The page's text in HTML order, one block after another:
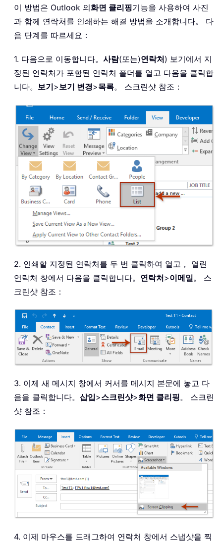
이 방법은 Outlook 의화면 클리핑기능을 사용하여 사진
과 함께 연락처를 인쇄하는 해결 방법을 소개합니다。 다
음 단계를 따르세요：
1. 다음으로 이동합니다。 사람(또는)연락처) 보기에서 지
정된 연락처가 포함된 연락처 폴더를 열고 다음을 클릭합
니다。 보기>보기 변경>목록。 스크린샷 참조：
2. 인쇄할 지정된 연락처를 두 번 클릭하여 열고， 열린
연락처 창에서 다음을 클릭합니다。 연락처>이메일。 스
크린샷 참조：
3. 이제 새 메시지 창에서 커서를 메시지 본문에 놓고 다
음을 클릭합니다。 삽입>스크린샷>화면 클리핑。 스크린
샷 참조：
4. 이제 마우스를 드래그하여 연락처 창에서 스냅샷을 찍